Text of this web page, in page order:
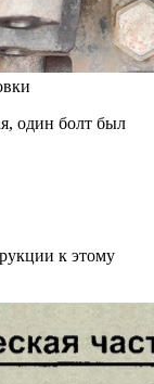
один болт был
к этому